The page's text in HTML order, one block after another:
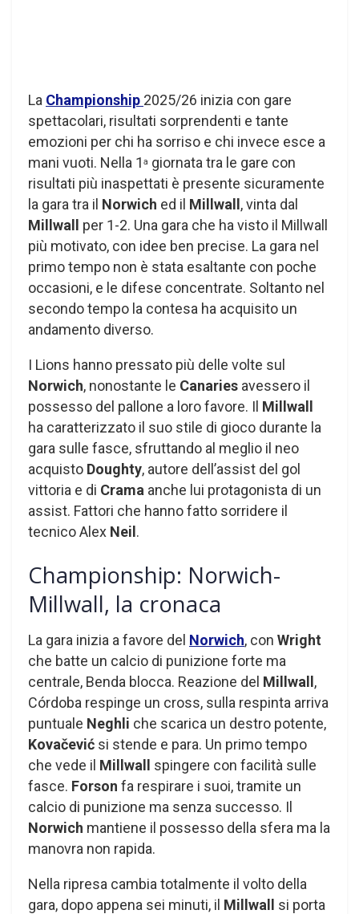
La Championship 2025/26 inizia con gare
spettacolari, risultati sorprendenti e tante
emozioni per chi ha sorriso e chi invece esce a
mani vuoti. Nella 1 a giornata tra le gare con
risultati più inaspettati è presente sicuramente
la gara tra il Norwich ed il Millwall , vinta dal
Millwall per 1-2. Una gara che ha visto il Millwall
più motivato, con idee ben precise. La gara nel
primo tempo non è stata esaltante con poche
occasioni, e le difese concentrate. Soltanto nel
secondo tempo la contesa ha acquisito un
andamento diverso.
I Lions hanno pressato più delle volte sul
Norwich, nonostante le Canaries avessero il
possesso del pallone a loro favore. Il Millwall
ha caratterizzato il suo stile di gioco durante la
gara sulle fasce, sfruttando al meglio il neo
acquisto Doughty, autore dell’assist del gol
vittoria e di Crama anche lui protagonista di un
assist. Fattori che hanno fatto sorridere il
tecnico Alex Neil .
Championship: Norwich-
Millwall, la cronaca
La gara inizia a favore del Norwich, con Wright
che batte un calcio di punizione forte ma
centrale, Benda blocca. Reazione del Millwall,
Córdoba respinge un cross, sulla respinta arriva
puntuale Neghli che scarica un destro potente,
Kovačević si stende e para. Un primo tempo
che vede il Millwall spingere con facilità sulle
fasce. Forson fa respirare i suoi, tramite un
calcio di punizione ma senza successo. Il
Norwich mantiene il possesso della sfera ma la
manovra non rapida.
Nella ripresa cambia totalmente il volto della
gara, dopo appena sei minuti, il Millwall si porta